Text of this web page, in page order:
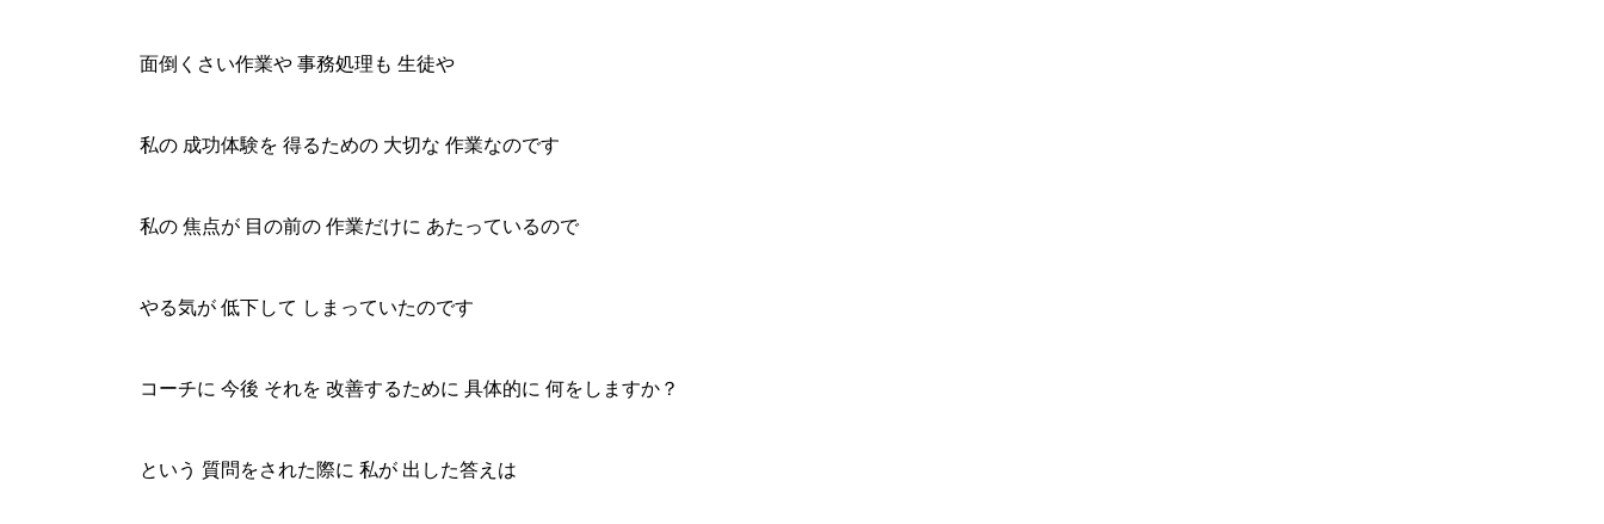
面倒くさい作業や 事務処理も 生徒や
私の 成功体験を 得るための 大切な 作業なのです
私の 焦点が 目の前の 作業だけに あたっているので
やる気が 低下して しまっていたのです
コーチに 今後 それを 改善するために 具体的に 何をしますか？
という 質問をされた際に 私が 出した答えは